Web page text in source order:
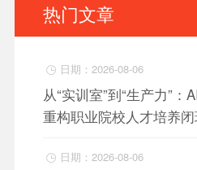
热门文章
 日期：2026-08-06
从“实训室”到“生产力”
重构职业院校人才培养
 日期：2026-08-06